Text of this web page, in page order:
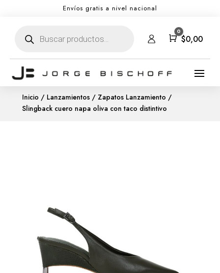
Envíos gratis a nivel nacional
productos Carro
0
$0,00
Inicio / Lanzamientos/ Zapatos Lanzamiento /
Slingback cuero napa oliva con taco distintivo